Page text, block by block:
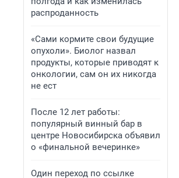
распроданность
«Сами кормите свои будущие
опухоли». Биолог назвал
продукты, которые приводят к
онкологии, сам он их никогда
не ест
После 12 лет работы:
популярный винный бар в
центре Новосибирска объявил
о «финальной вечеринке»
Один переход по ссылке